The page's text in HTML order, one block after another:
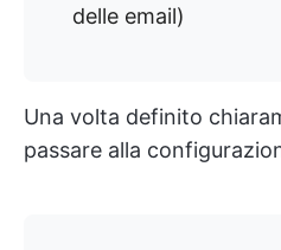
delle email)
Una volta definito
passare alla